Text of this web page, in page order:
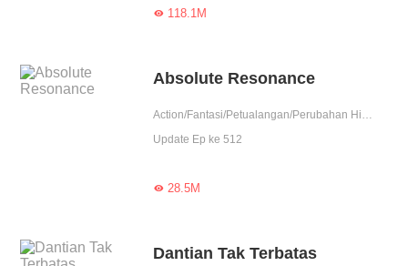
118.1M
Absolute Resonance
Action/Fantasi/Petualangan/Perubahan Hidup
Update Ep ke 512
28.5M
Dantian Tak Terbatas